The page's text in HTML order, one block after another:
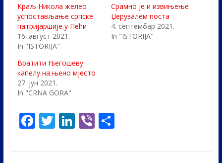
Краљ Никола желео
успостављање српске
патријаршије у Пећи
16. август 2021.
In "ISTORIJA"
Срамно је и извињење
Џерузалeм поста
4. септембар 2021.
In "ISTORIJA"
Вратити Његошеву
капелу на њено мјесто
27. јун 2021.
In "CRNA GORA"
F
ac
T
w
Li
n
Vi
b
S